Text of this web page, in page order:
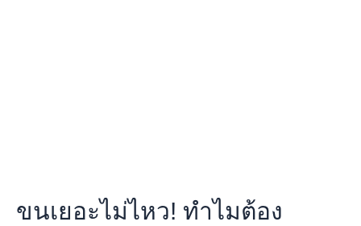
ขนเยอะไม่ไหว! ทำไมต้อง